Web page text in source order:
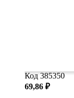
Код 385350
69,86 ₽